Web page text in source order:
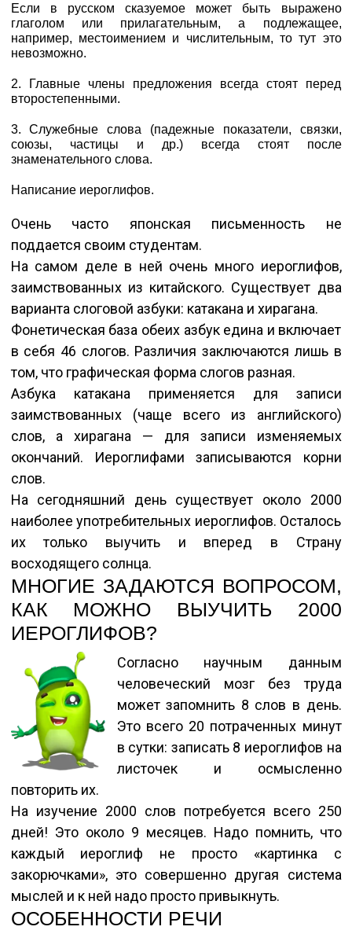
Если в русском сказуемое может быть выражено
глаголом или прилагательным, а подлежащее,
например, местоимением и числительным, то тут это
невозможно.
2. Главные члены предложения всегда стоят перед
второстепенными.
3. Служебные слова (падежные показатели, связки,
союзы, частицы и др.) всегда стоят после
знаменательного слова.
Написание иероглифов.
Очень часто японская письменность не
поддается своим студентам.
На самом деле в ней очень много иероглифов,
заимствованных из китайского. Существует два
варианта слоговой азбуки: катакана и хирагана.
Фонетическая база обеих азбук едина и включает
в себя 46 слогов. Различия заключаются лишь в
том, что графическая форма слогов разная.
Азбука катакана применяется для записи
заимствованных (чаще всего из английского)
слов, а хирагана — для записи изменяемых
окончаний. Иероглифами записываются корни
слов.
На сегодняшний день существует около 2000
наиболее употребительных иероглифов. Осталось
их только выучить и вперед в Страну
восходящего солнца.
МНОГИЕ ЗАДАЮТСЯ ВОПРОСОМ,
КАК МОЖНО ВЫУЧИТЬ 2000
ИЕРОГЛИФОВ?
Согласно научным данным
человеческий мозг без труда
может запомнить 8 слов в день.
Это всего 20 потраченных минут
в сутки: записать 8 иероглифов на
листочек и осмысленно
повторить их.
На изучение 2000 слов потребуется всего 250
дней! Это около 9 месяцев. Надо помнить, что
каждый иероглиф не просто «картинка с
закорючками», это совершенно другая система
мыслей и к ней надо просто привыкнуть.
ОСОБЕННОСТИ РЕЧИ